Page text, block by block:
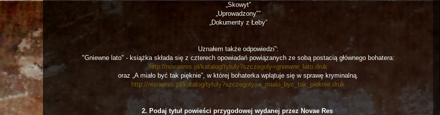
„Skowyt”
„Uprowadzony"”
„Dokumenty z Łeby”
Uznałem także odpowiedzi”:
"Gniewne lato" - książka składa się z czterech opowiadań powiązanych ze sobą postacią głównego bohatera:
http://novaeres.pl/katalog/tytuly?szczegoly=gniewne_lato,druk
oraz „A miało być tak pięknie”, w której bohaterka wplątuje się w sprawę kryminalną.
http://novaeres.pl/katalog/tytuly?szczegoly=a_mialo_byc_tak_pieknie,druk
2. Podaj tytuł powieści przygodowej wydanej przez Novae Res